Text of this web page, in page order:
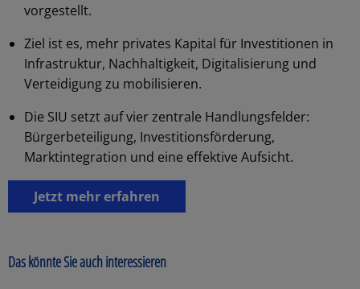
vorgestellt.
Ziel ist es, mehr privates Kapital für Investitionen in
Infrastruktur, Nachhaltigkeit, Digitalisierung und
Verteidigung zu mobilisieren.
Die SIU setzt auf vier zentrale Handlungsfelder:
Bürgerbeteiligung, Investitionsförderung,
Marktintegration und eine effektive Aufsicht.
Jetzt mehr erfahren
Das könnte Sie auch interessieren